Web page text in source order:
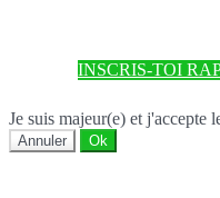
INSCRIS-TOI
Je suis majeur(e) et
Annuler Ok